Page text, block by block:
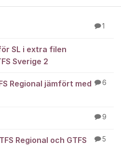
1
SL i extra filen
Sverige 2
Regional jämfört med
6
9
Regional och GTFS
5